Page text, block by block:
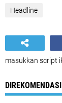
Headline
masukkan script